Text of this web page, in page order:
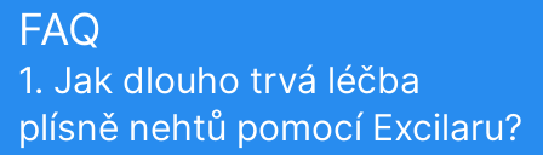
FAQ
1. Jak dlouho trvá léčba
plísně nehtů pomocí Excilaru?